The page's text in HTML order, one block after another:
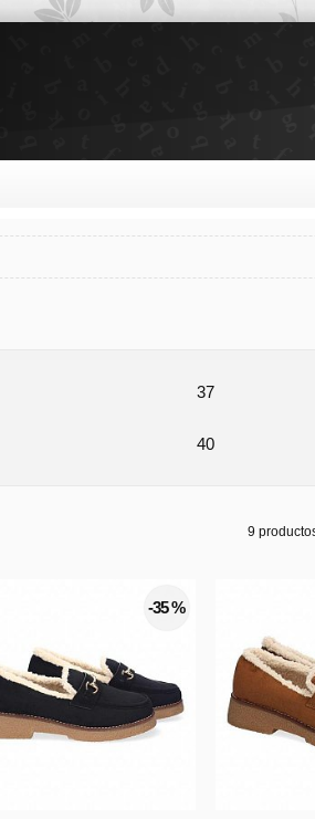
37
40
9
-35 %